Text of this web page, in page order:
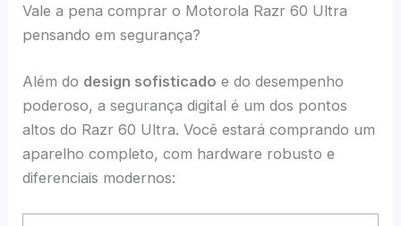
Vale a pena comprar o Motorola Razr 60 Ultra
pensando em segurança?
Além do design sofisticado e do desempenho
poderoso, a segurança digital é um dos pontos
altos do Razr 60 Ultra. Você estará comprando um
aparelho completo, com hardware robusto e
diferenciais modernos: